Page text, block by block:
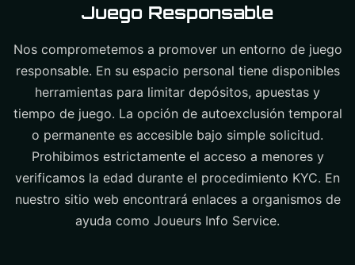
Juego Responsable
Nos comprometemos a promover un entorno de juego
responsable. En su espacio personal tiene disponibles
herramientas para limitar depósitos, apuestas y
tiempo de juego. La opción de autoexclusión temporal
o permanente es accesible bajo simple solicitud.
Prohibimos estrictamente el acceso a menores y
verificamos la edad durante el procedimiento KYC. En
nuestro sitio web encontrará enlaces a organismos de
ayuda como Joueurs Info Service.